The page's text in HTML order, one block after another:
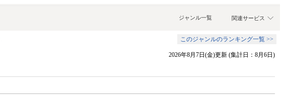
関連サービス
ジャンル一覧
このジャンルのランキング一覧 >>
2026年8月7日(金)更新 (集計日：8月6日)